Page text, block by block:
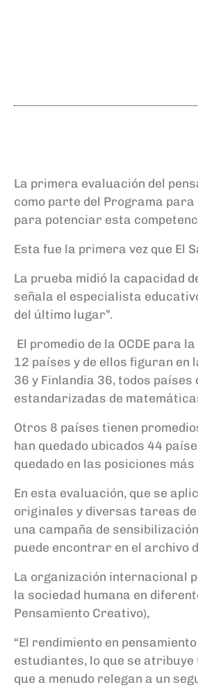
La primera evaluación del
como parte del Programa para
para potenciar esta
Esta fue la primera vez que El
La prueba midió la capacidad
señala el especialista
del último lugar”.
El promedio de la OCDE para
12 países y de ellos figuran en
36 y Finlandia 36, todos
estandarizadas de
Otros 8 países tienen
han quedado ubicados 44
quedado en las posiciones más
En esta evaluación, que se
originales y diversas tareas
una campaña de
puede encontrar en el archivo
La organización internacional
la sociedad humana en
Pensamiento Creativo),
“El rendimiento en
estudiantes, lo que se
que a menudo relegan a un